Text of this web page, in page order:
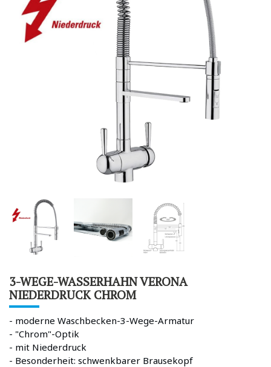
3-WEGE-WASSERHAHN VERONA
NIEDERDRUCK CHROM
- moderne Waschbecken-3-Wege-Armatur
- "Chrom"-Optik
- mit Niederdruck
- Besonderheit: schwenkbarer Brausekopf